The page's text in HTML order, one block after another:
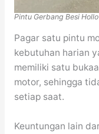
Pintu Gerbang Besi
Pagar satu pintu
kebutuhan harian
memiliki satu
motor, sehingga
setiap saat.
Keuntungan lain